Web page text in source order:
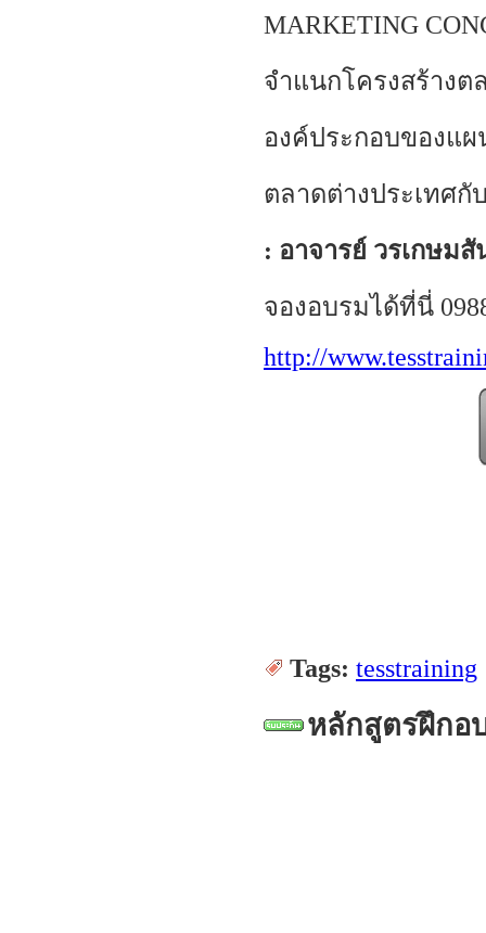
MARKETING
จำแนกโครงสร้างต
องค์ประกอบของแ
ตลาดต่างประเทศกั
: อาจารย์ วรเกษม
จองอบรมได้ที่นี่
http://
Tags: tesstraining
หลักสูตรฝึกอ